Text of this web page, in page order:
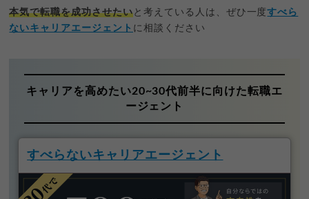
本気で転職を成功させたいと考えている人は、ぜひ一度すべら
ないキャリアエージェント に相談ください
キャリアを高めたい20~30代前半に向けた転職エ
ージェント
すべらないキャリアエージェント